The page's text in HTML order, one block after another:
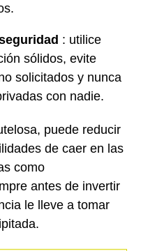
: utilice
sólidos, evite
solicitados y nunca
con nadie.
puede reducir
de caer en las
como
antes de invertir
le lleve a tomar